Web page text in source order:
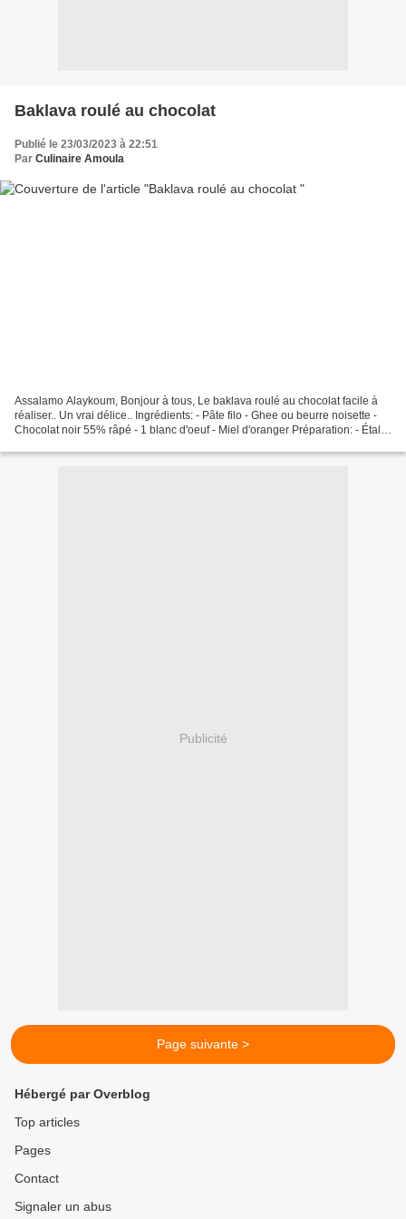
Baklava roulé au chocolat
Publié le 23/03/2023 à 22:51
Par Culinaire Amoula
Assalamo Alaykoum, Bonjour à tous, Le baklava roulé au chocolat facile à
réaliser.. Un vrai délice.. Ingrédients: - Pâte filo - Ghee ou beurre noisette -
Chocolat noir 55% râpé - 1 blanc d'oeuf - Miel d'oranger Préparation: - Étaler
Publicité
Page suivante >
Hébergé par Overblog
Top articles
Pages
Contact
Signaler un abus